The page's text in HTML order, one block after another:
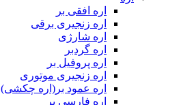
اره افقی بر
اره زنجیری برقی
اره شارژی
اره گردبر
اره پروفیل بر
اره زنجیری موتوری
اره عمود بر(اره چکشی)
اره فارسی بر